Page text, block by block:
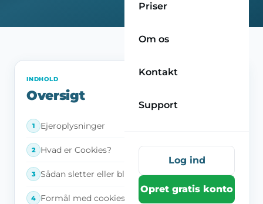
Priser
Om os
Kontakt
Support
Log ind
Opret gratis konto
INDHOLD
Oversigt
Ejeroplysninger
Hvad er Cookies?
Sådan sletter eller blokerer du for cookies
Formål med cookies på vores website